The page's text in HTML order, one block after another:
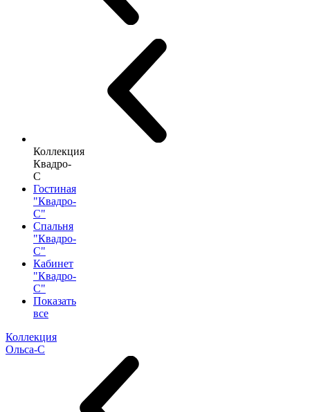
Коллекция
Квадро-
С
Гостиная
"Квадро-
С"
Спальня
"Квадро-
С"
Кабинет
"Квадро-
С"
Показать
все
Коллекция
Ольса-С